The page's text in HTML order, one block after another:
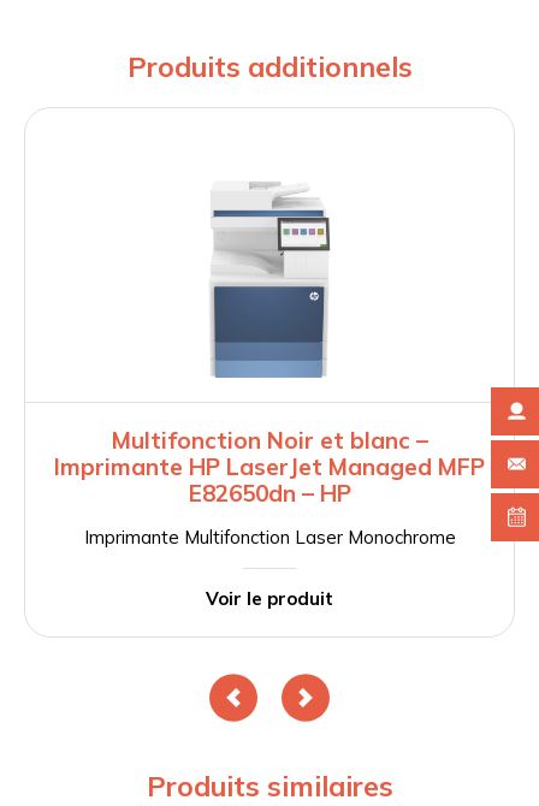
Produits additionnels
Multifonction Noir et blanc –
Imprimante HP LaserJet Managed MFP
E82650dn – HP
Imprimante Multifonction Laser Monochrome
Voir le produit
Produits similaires